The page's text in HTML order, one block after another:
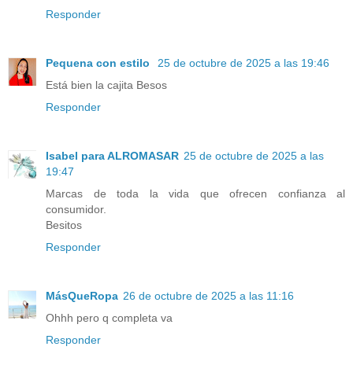
Responder
Pequena con estilo
25 de octubre de 2025 a las 19:46
Está bien la cajita Besos
Responder
Isabel para ALROMASAR 25 de octubre de 2025 a las
19:47
Marcas de toda la vida que ofrecen confianza al
consumidor.
Besitos
Responder
MásQueRopa 26 de octubre de 2025 a las 11:16
Ohhh pero q completa va
Responder